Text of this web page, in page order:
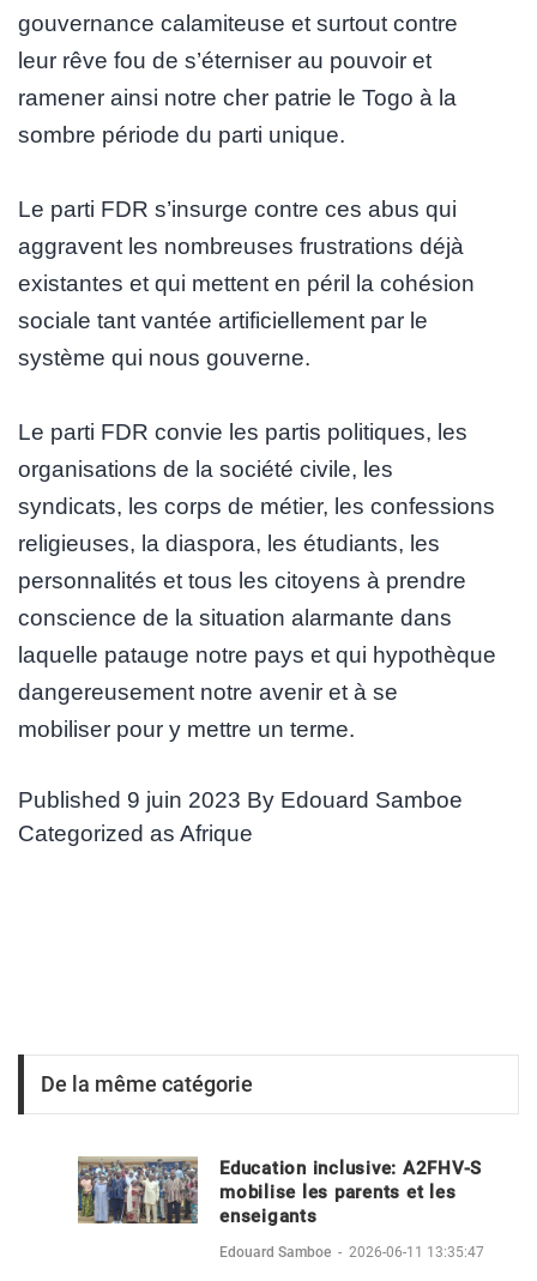
gouvernance calamiteuse et surtout contre
leur rêve fou de s’éterniser au pouvoir et
ramener ainsi notre cher patrie le Togo à la
sombre période du parti unique.
Le parti FDR s’insurge contre ces abus qui
aggravent les nombreuses frustrations déjà
existantes et qui mettent en péril la cohésion
sociale tant vantée artificiellement par le
système qui nous gouverne.
Le parti FDR convie les partis politiques, les
organisations de la société civile, les
syndicats, les corps de métier, les confessions
religieuses, la diaspora, les étudiants, les
personnalités et tous les citoyens à prendre
conscience de la situation alarmante dans
laquelle patauge notre pays et qui hypothèque
dangereusement notre avenir et à se
mobiliser pour y mettre un terme.
Published 9 juin 2023 By Edouard Samboe
Categorized as Afrique
De la même catégorie
Education inclusive: A2FHV-S
mobilise les parents et les
enseigants
Edouard Samboe - 2026-06-11 13:35:47